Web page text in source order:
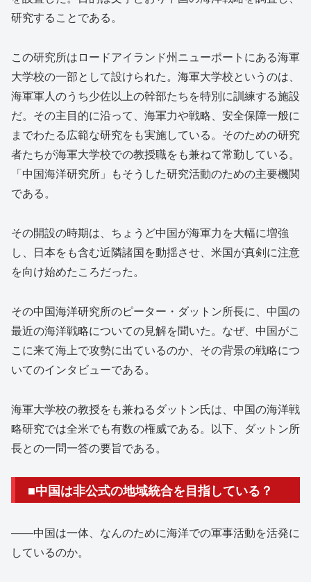
研究することである。
この研究所はロードアイランド州ニューポートにある海軍
大学校の一部として設けられた。海軍大学校というのは、
海軍軍人のうち少佐以上の幹部たちを特別に訓練する施設
だ。その主目的に沿って、海軍力や戦略、安全保障一般に
までわたる広範な研究をも実施している。そのための研究
者たちが海軍大学校での教授職をも兼ねて常勤している。
「中国海洋研究所」もそうした研究活動のための主要機関
である。
その開設の時期は、ちょうど中国が海軍力を大幅に増強
し、日本をも含む近隣諸国を動揺させ、米国が真剣に注意
を向け始めたころだった。
その中国海洋研究所のピーター・ダットン所長に、中国の
最近の海洋戦略についての見解を聞いた。なぜ、中国がこ
こに来て海上で攻勢に出ているのか、その背景の戦略につ
いてのインタビューである。
海軍大学校の教授をも兼ねるダットン氏は、中国の海洋戦
略研究では全米でも有数の権威である。以下、ダットン所
長との一問一答の要旨である。
■中国は非公式の地域統合を目指している？
――中国は一体、なんのために海洋での軍事活動を活発に
しているのか。